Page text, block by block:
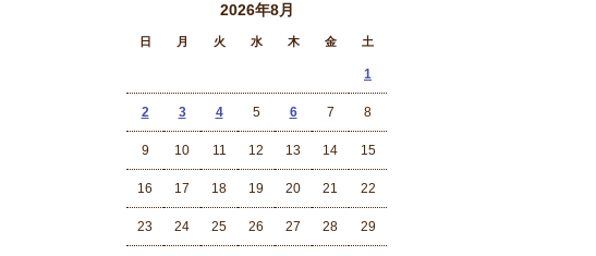
2026年8月
日 月 火 水 木 金 土
1
2 3 4 5 6 7 8
9 10 11 12 13 14 15
16 17 18 19 20 21 22
23 24 25 26 27 28 29